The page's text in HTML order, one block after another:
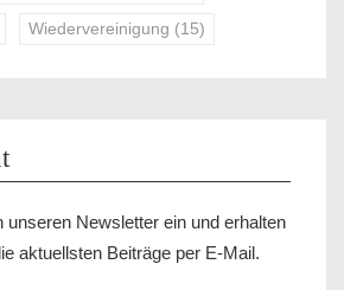
Wiedervereinigung (15)
unseren Newsletter ein und erhalten
aktuellsten Beiträge per E-Mail.